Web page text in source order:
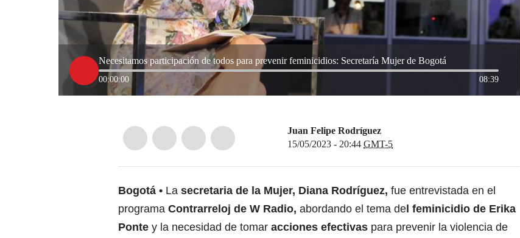
Necesitamos participación de todos para prevenir feminicidios: Secretaría Mujer de Bogotá
00:00:00 08:39
Juan Felipe Rodríguez
15/05/2023 - 20:44 GMT-5
Bogotá La secretaria de la Mujer, Diana Rodríguez, fue entrevistada en el
programa Contrarreloj de W Radio, abordando el tema de l feminicidio de Erika
Ponte y la necesidad de tomar acciones efectivas para prevenir la violencia de